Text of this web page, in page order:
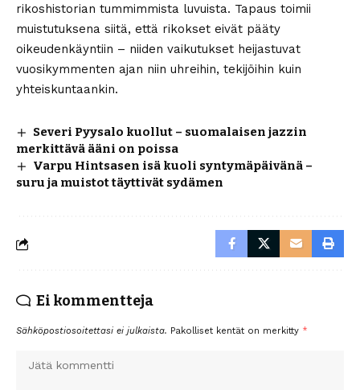
rikoshistorian tummimmista luvuista. Tapaus toimii
muistutuksena siitä, että rikokset eivät pääty
oikeudenkäyntiin – niiden vaikutukset heijastuvat
vuosikymmenten ajan niin uhreihin, tekijöihin kuin
yhteiskuntaankin.
Severi Pyysalo kuollut – suomalaisen jazzin
merkittävä ääni on poissa
Varpu Hintsasen isä kuoli syntymäpäivänä –
suru ja muistot täyttivät sydämen
Ei kommentteja
Sähköpostiosoitettasi ei julkaista. Pakolliset kentät on merkitty *